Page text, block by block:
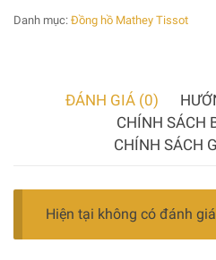
Danh mục: Đồng hồ Mathey Tissot
ĐÁNH GIÁ (0)
CHÍNH SÁCH
CHÍNH SÁCH
Hiện tại không có đánh